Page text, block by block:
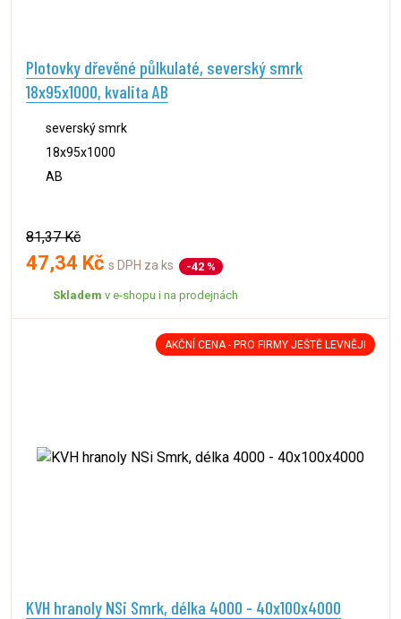
Plotovky dřevěné půlkulaté, severský smrk
18x95x1000, kvalita AB
severský smrk
18x95x1000
AB
81,37 Kč
47,34 Kč s DPH za ks -42 %
Skladem v e-shopu i na prodejnách
AKČNÍ CENA - PRO FIRMY JEŠTĚ LEVNĚJI
KVH hranoly NSi Smrk, délka 4000 - 40x100x4000